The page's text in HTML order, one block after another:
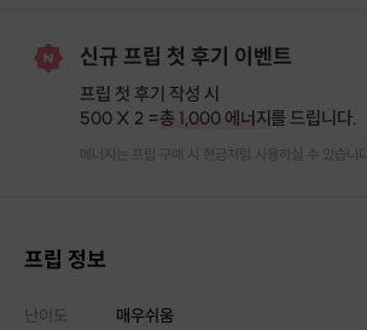
신규 프립 첫 후기 이벤트
프립 첫 후기 작성 시
500 X 2 =총 1,000 에너지를 드립니다.
에너지는 프립 구매 시 현금처럼 사용하실 수 있습니다.
프립 정보
난이도 매우쉬움